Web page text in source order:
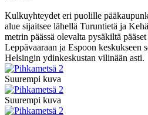
Kulkuyhteydet eri puolille
alue sijaitsee lähellä Turuntietä ja
metrin päässä olevalta pysäkiltä
Leppävaaraan ja Espoon keskukseen
Helsingin ydinkeskustan vilinään asti.
Suurempi kuva
Suurempi kuva